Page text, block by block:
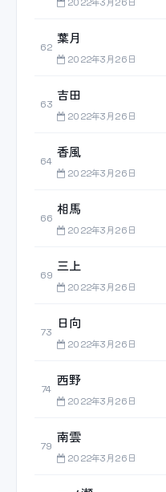
2022年3月26日
62
葉月
2022年3月26日
63
吉田
2022年3月26日
64
香風
2022年3月26日
66
相馬
2022年3月26日
69
三上
2022年3月26日
73
日向
2022年3月26日
74
西野
2022年3月26日
79
南雲
2022年3月26日